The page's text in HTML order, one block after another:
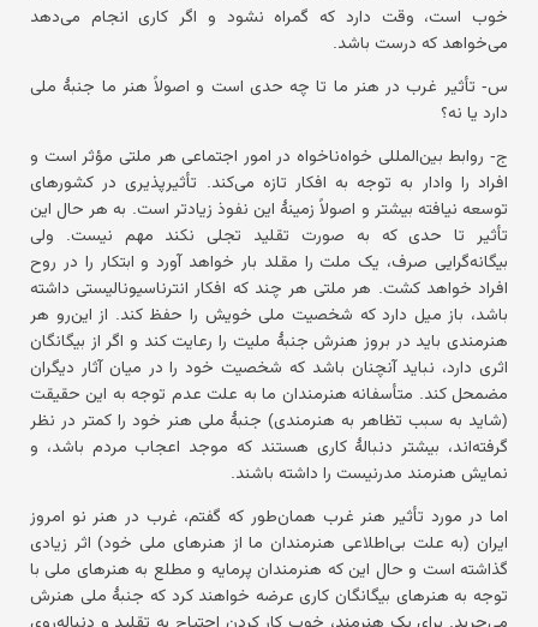
خوب است، وقت دارد که گمراه نشود و اگر کاری انجام می‌دهد
می‌خواهد که درست باشد.
س- تأثیر غرب در هنر ما تا چه حدی است و اصولاً هنر ما جنبهٔ ملی
دارد یا نه؟
ج- روابط بین‌المللی خواه‌ناخواه در امور اجتماعی هر ملتی مؤثر است و
افراد را وادار به توجه به افکار تازه می‌کند. تأثیرپذیری در کشورهای
توسعه نیافته بیشتر و اصولاً زمینهٔ این نفوذ زیادتر است. به هر حال این
تأثیر تا حدی که به صورت تقلید تجلی نکند مهم نیست. ولی
بیگانه‌گرایی صرف، یک ملت را مقلد بار خواهد آورد و ابتکار را در روح
افراد خواهد کشت. هر ملتی هر چند که افکار انترناسیونالیستی داشته
باشد، باز میل دارد که شخصیت ملی خویش را حفظ کند. از این‌رو هر
هنرمندی باید در بروز هنرش جنبهٔ ملیت را رعایت کند و اگر از بیگانگان
اثری دارد، نباید آنچنان باشد که شخصیت خود را در میان آثار دیگران
مضمحل کند. متأسفانه هنرمندان ما به علت عدم توجه به این حقیقت
(شاید به سبب تظاهر به هنرمندی) جنبهٔ ملی هنر خود را کمتر در نظر
گرفته‌اند، بیشتر دنبالهٔ کاری هستند که موجد اعجاب مردم باشد، و
نمایش هنرمند مدرنیست را داشته باشند.
اما در مورد تأثیر هنر غرب همان‌طور که گفتم، غرب در هنر نو امروز
ایران (به علت بی‌اطلاعی هنرمندان ما از هنرهای ملی خود) اثر زیادی
گذاشته است و حال این که هنرمندان پرمایه و مطلع به هنرهای ملی با
توجه به هنرهای بیگانگان کاری عرضه خواهند کرد که جنبهٔ ملی هنرش
می‌چربد. برای یک هنرمند، خوب کار کردن احتیاج به تقلید و دنباله‌روی